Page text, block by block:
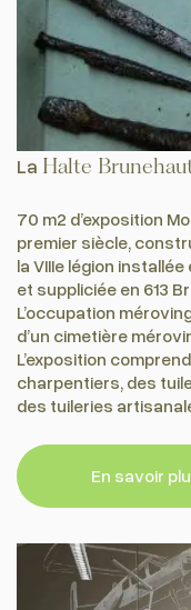
La Halte
70 m2 d’exposition
premier siècle,
la VIIIe légion
et suppliciée en 613
L’occupation
d’un cimetière
L’exposition
charpentiers, des
des tuileries
En savoir